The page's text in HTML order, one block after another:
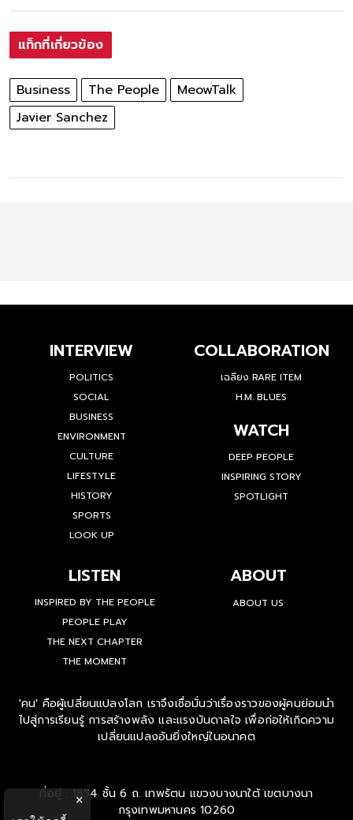
แท็กที่เกี่ยวข้อง
Business The People
MeowTalk
Javier Sanchez
INTERVIEW
POLITICS
SOCIAL
BUSINESS
ENVIRONMENT
CULTURE
LIFESTYLE
HISTORY
SPORTS
LOOK UP
COLLABORATION
เฉลียง RARE ITEM
H.M. BLUES
WATCH
DEEP PEOPLE
INSPIRING STORY
SPOTLIGHT
LISTEN
INSPIRED BY THE PEOPLE
PEOPLE PLAY
THE NEXT CHAPTER
THE MOMENT
ABOUT
ABOUT US
'คน' คือผู้เปลี่ยนแปลงโลก เราจึงเชื่อมั่นว่าเรื่องราวของผู้คนย่อมนำ
ไปสู่การเรียนรู้ การสร้างพลัง และแรงบันดาลใจ เพื่อก่อให้เกิดความ
เปลี่ยนแปลงอันยิ่งใหญ่ในอนาคต
ที่อยู่ : 1854 ชั้น 6 ถ. เทพรัตน แขวงบางนาใต้ เขตบางนา
กรุงเทพมหานคร 10260
×